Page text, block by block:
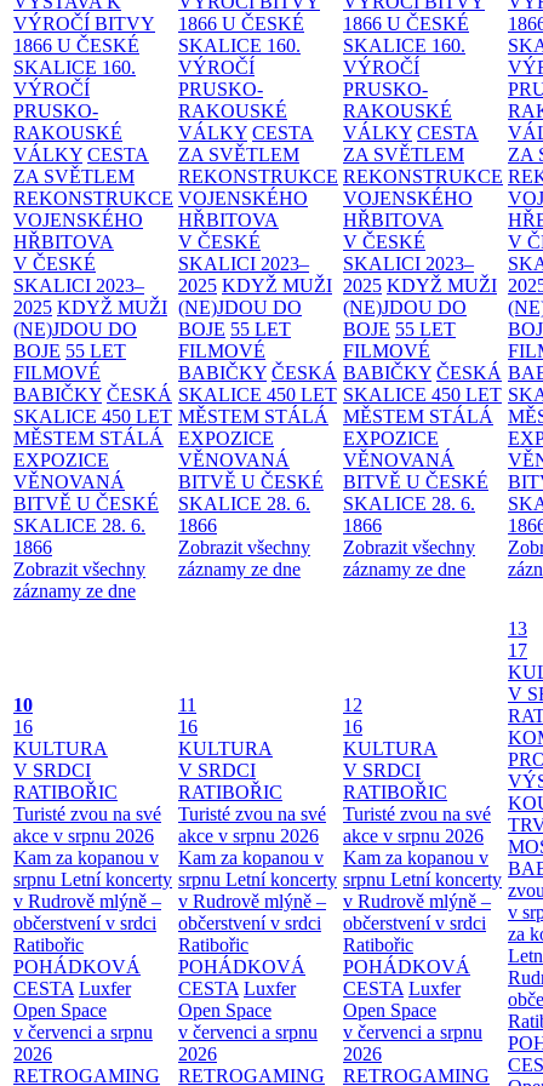
VÝROČÍ BITVY
1866 U ČESKÉ
SKALICE 160.
VÝROČÍ
PRUSKO-
RAKOUSKÉ
VÁLKY CESTA
ZA SVĚTLEM
REKONSTRUKCE
VOJENSKÉHO
HŘBITOVA
V ČESKÉ
SKALICI 2023–
2025 KDYŽ MUŽI
(NE)JDOU DO
BOJE 55 LET
FILMOVÉ
BABIČKY ČESKÁ
SKALICE 450 LET
MĚSTEM STÁLÁ
EXPOZICE
VĚNOVANÁ
BITVĚ U ČESKÉ
SKALICE 28. 6.
1866
Zobrazit všechny
záznamy ze dne
1866 U ČESKÉ
SKALICE 160.
VÝROČÍ
PRUSKO-
RAKOUSKÉ
VÁLKY CESTA
ZA SVĚTLEM
REKONSTRUKCE
VOJENSKÉHO
HŘBITOVA
V ČESKÉ
SKALICI 2023–
2025 KDYŽ MUŽI
(NE)JDOU DO
BOJE 55 LET
FILMOVÉ
BABIČKY ČESKÁ
SKALICE 450 LET
MĚSTEM STÁLÁ
EXPOZICE
VĚNOVANÁ
BITVĚ U ČESKÉ
SKALICE 28. 6.
1866
Zobrazit všechny
záznamy ze dne
1866 U ČESKÉ
SKALICE 160.
VÝROČÍ
PRUSKO-
RAKOUSKÉ
VÁLKY CESTA
ZA SVĚTLEM
REKONSTRUKCE
VOJENSKÉHO
HŘBITOVA
V ČESKÉ
SKALICI 2023–
2025 KDYŽ MUŽI
(NE)JDOU DO
BOJE 55 LET
FILMOVÉ
BABIČKY ČESKÁ
SKALICE 450 LET
MĚSTEM STÁLÁ
EXPOZICE
VĚNOVANÁ
BITVĚ U ČESKÉ
SKALICE 28. 6.
1866
Zobrazit všechny
záznamy ze dne
ZA
V
10
16
KULTURA
V SRDCI
RATIBOŘIC
Turisté zvou na své
akce v srpnu 2026
Kam za kopanou v
srpnu Letní koncerty
v Rudrově mlýně –
občerstvení v srdci
Ratibořic
POHÁDKOVÁ
CESTA Luxfer
Open Space
v červenci a srpnu
2026
RETROGAMING
11
16
KULTURA
V SRDCI
RATIBOŘIC
Turisté zvou na své
akce v srpnu 2026
Kam za kopanou v
srpnu Letní koncerty
v Rudrově mlýně –
občerstvení v srdci
Ratibořic
POHÁDKOVÁ
CESTA Luxfer
Open Space
v červenci a srpnu
2026
RETROGAMING
12
16
KULTURA
V SRDCI
RATIBOŘIC
Turisté zvou na své
akce v srpnu 2026
Kam za kopanou v
srpnu Letní koncerty
v Rudrově mlýně –
občerstvení v srdci
Ratibořic
POHÁDKOVÁ
CESTA Luxfer
Open Space
v červenci a srpnu
2026
RETROGAMING
13
17
V
v
za